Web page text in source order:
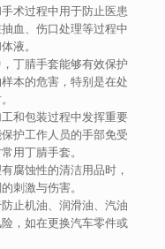
术过程中用于防止医患
血、伤口处理等过程中
液。
丁腈手套能够有效保护
本的危害，特别是在处
和包装过程中发挥重要
护工作人员的手部免受
用丁腈手套。
腐蚀性的清洁用品时，
刺激与伤害。
止机油、润滑油、汽油
，如在更换汽车零件或